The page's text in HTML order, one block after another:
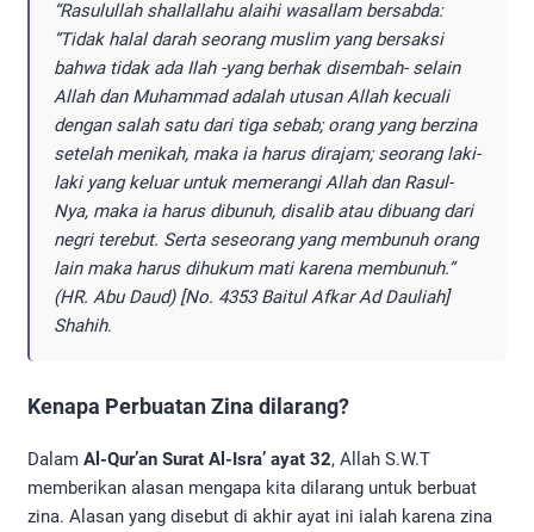
“Rasulullah shallallahu alaihi wasallam bersabda:
“Tidak halal darah seorang muslim yang bersaksi
bahwa tidak ada Ilah -yang berhak disembah- selain
Allah dan Muhammad adalah utusan Allah kecuali
dengan salah satu dari tiga sebab; orang yang berzina
setelah menikah, maka ia harus dirajam; seorang laki-
laki yang keluar untuk memerangi Allah dan Rasul-
Nya, maka ia harus dibunuh, disalib atau dibuang dari
negri terebut. Serta seseorang yang membunuh orang
lain maka harus dihukum mati karena membunuh.”
(HR. Abu Daud) [No. 4353 Baitul Afkar Ad Dauliah]
Shahih.
Kenapa Perbuatan Zina dilarang?
Dalam Al-Qur’an Surat Al-Isra’ ayat 32, Allah S.W.T
memberikan alasan mengapa kita dilarang untuk berbuat
zina. Alasan yang disebut di akhir ayat ini ialah karena zina